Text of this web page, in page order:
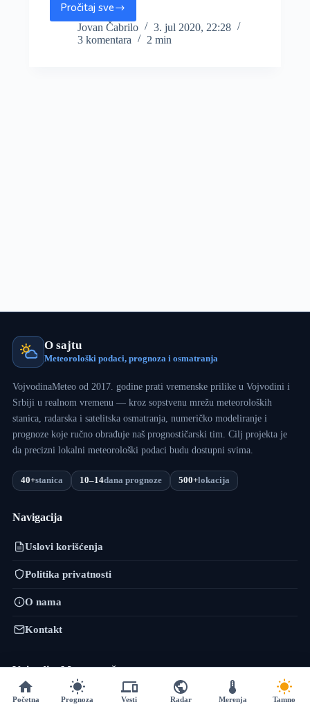
Pročitaj sve
Novi
Sad
–
Jovan Čabrilo
3. jul 2020, 22:28
3 komentara
2 min
O sajtu
Meteorološki podaci, prognoza i osmatranja
VojvodinaMeteo od 2017. godine prati vremenske prilike u Vojvodini i
Srbiji u realnom vremenu — kroz sopstvenu mrežu meteoroloških
stanica, radarska i satelitska osmatranja, numeričko modeliranje i
prognoze koje ručno obrađuje naš prognostičarski tim. Cilj projekta je
da precizni lokalni meteorološki podaci budu dostupni svima.
40+stanica 10–14dana prognoze 500+lokacija
Navigacija
Uslovi korišćenja
Politika privatnosti
O nama
Kontakt
VojvodinaMeteo mreža
VremePrognoza.rs je sestrinski projekat VojvodinaMeteo tima: isti
Početna Prognoza Vesti Radar Merenja Tamno